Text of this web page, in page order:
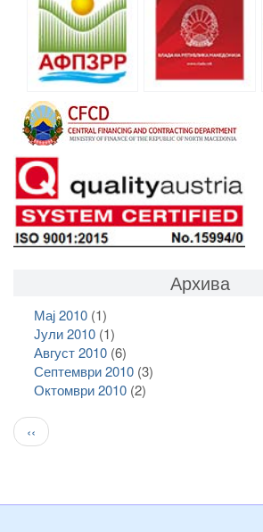
Архива
Мај 2010(1)
Јули 2010(1)
Август 2010(6)
Септември 2010(3)
Октомври 2010(2)
Pagination
Previous
page
‹‹